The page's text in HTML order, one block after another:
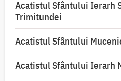
Acatistul Sfântului Ierarh
Trimitundei
Acatistul Sfântului
Acatistul Sfântului Ierarh